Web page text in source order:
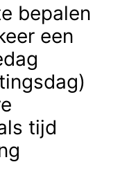
bepalen
een
tijd